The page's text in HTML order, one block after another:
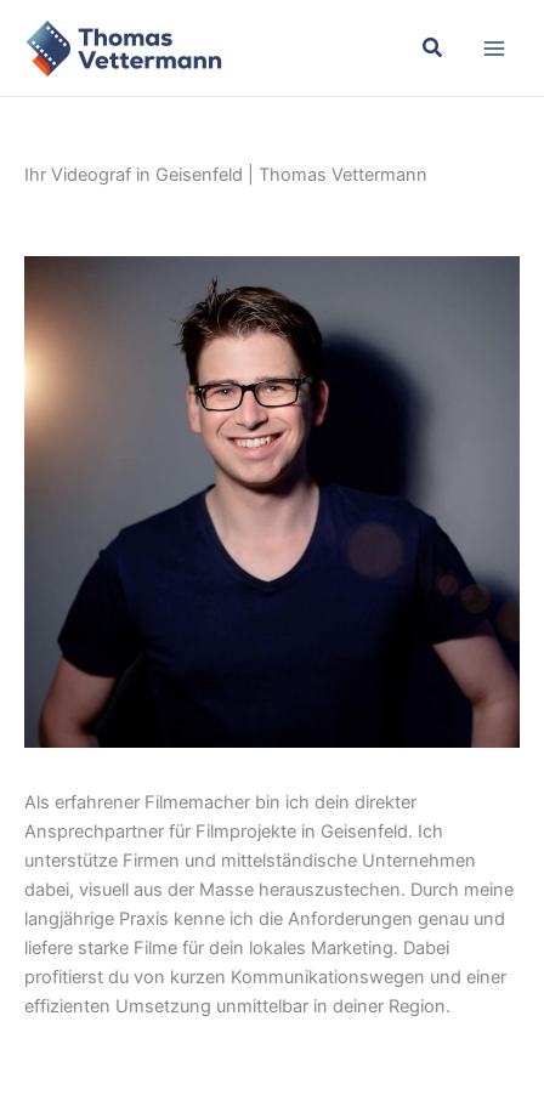
Inhalt
springen
Ihr Videograf in Geisenfeld | Thomas Vettermann
Als erfahrener Filmemacher bin ich dein direkter
Ansprechpartner für Filmprojekte in Geisenfeld. Ich
unterstütze Firmen und mittelständische Unternehmen
dabei, visuell aus der Masse herauszustechen. Durch meine
langjährige Praxis kenne ich die Anforderungen genau und
liefere starke Filme für dein lokales Marketing. Dabei
profitierst du von kurzen Kommunikationswegen und einer
effizienten Umsetzung unmittelbar in deiner Region.